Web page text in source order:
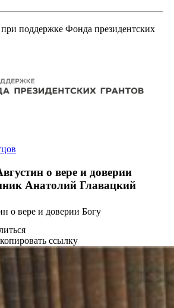
при поддержке Фонда президентских
о вере и доверии
Анатолий Главацкий
о вере и доверии Богу